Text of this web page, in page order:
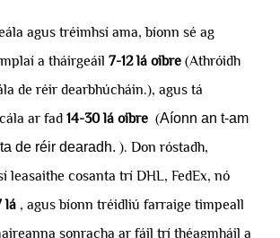
agus tréimhsí ama, bíonn sé ag
a tháirgeáil 7-12 lá oibre (Athróidh
de réir dearbhúcháin.), agus tá
ar fad 14-30 lá oibre (Aíonn an t-am
de réir dearadh. ). Don róstadh,
leasaithe cosanta trí DHL, FedEx, nó
lá , agus bíonn tréidliú farraige timpeall
sonracha ar fáil trí théagmháil a